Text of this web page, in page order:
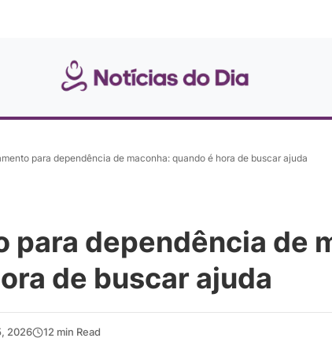
para dependência de maconha: quando é hora de buscar ajuda
para dependência de
de buscar ajuda
2026 12 min Read